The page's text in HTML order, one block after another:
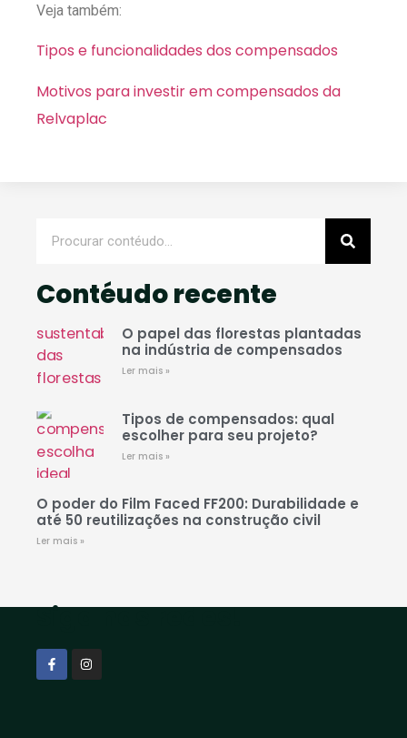
Veja também:
Tipos e funcionalidades dos compensados
Motivos para investir em compensados da
Relvaplac
Contéudo recente
O papel das florestas plantadas
na indústria de compensados
Ler mais »
Tipos de compensados: qual
escolher para seu projeto?
Ler mais »
O poder do Film Faced FF200: Durabilidade e
até 50 reutilizações na construção civil
Ler mais »
Siga nas redes!